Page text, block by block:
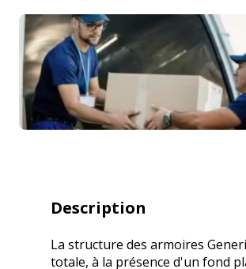
Description
La structure des armoires
totale, à la présence d'un fond